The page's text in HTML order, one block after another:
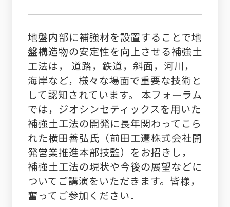
地盤内部に補強材を設置することで地
盤構造物の安定性を向上させる補強土
工法は， 道路，鉄道，斜面，河川，
海岸など，様々な場面で重要な技術と
して認知されています。 本フォーラム
では，ジオシンセティックスを用いた
補強土工法の開発に長年関わってこら
れた横田善弘氏（前田工遷株式会社開
発営業推進本部技監）をお招きし，
補強土工法の現状や今後の展望などに
ついてご講演をいただきます。皆様，
奮ってご参加ください．